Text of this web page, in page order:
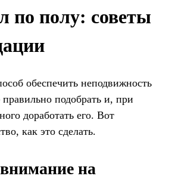
по полу: советы
обеспечить неподвижность
подобрать и, при
доработать его. Вот
как это сделать.
на